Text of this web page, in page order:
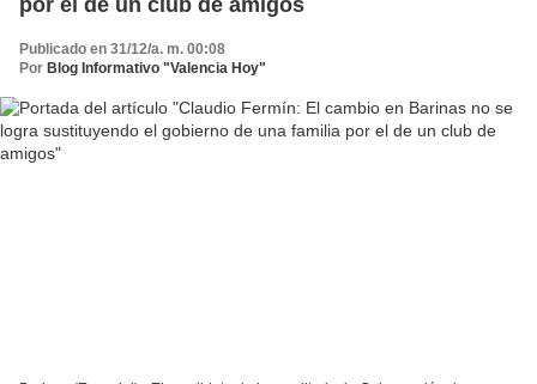
por el de un club de amigos
Publicado en 31/12/a. m. 00:08
Por Blog Informativo "Valencia Hoy"